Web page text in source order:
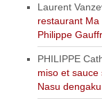
Laurent
restaurant
Philippe
PHILIPPE
miso et sauce
Nasu dengaku